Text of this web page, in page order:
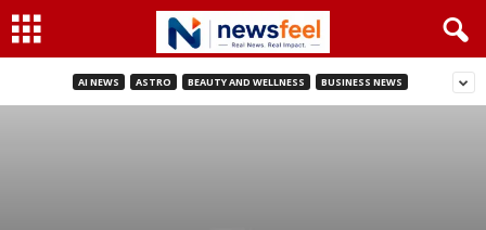
AI NEWS ASTRO BEAUTY AND WELLNESS BUSINESS NEWS